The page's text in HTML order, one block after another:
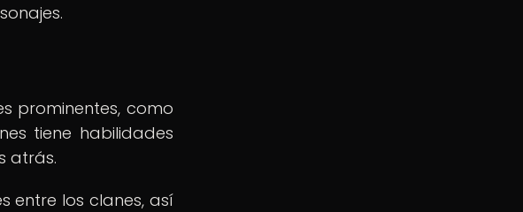
prominentes, como
tiene habilidades
atrás.
entre los clanes, así